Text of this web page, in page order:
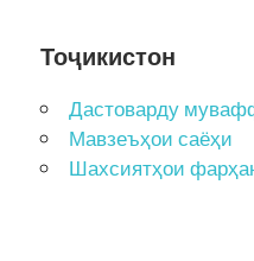
Тоҷикистон
Дастоварду
Мавзеъҳои саёҳи
Шахсиятҳои